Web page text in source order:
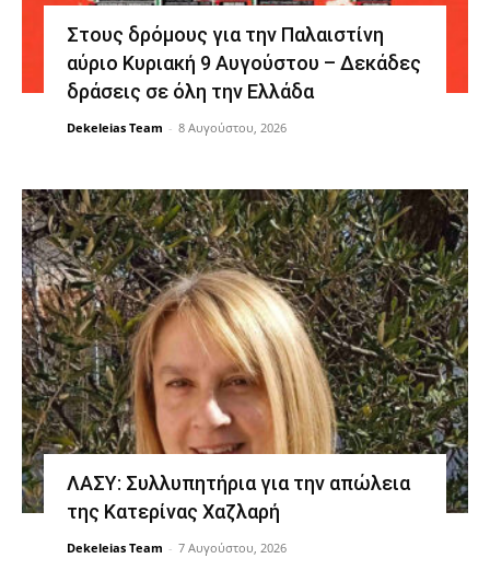
Στους δρόμους για την Παλαιστίνη
αύριο Κυριακή 9 Αυγούστου – Δεκάδες
δράσεις σε όλη την Ελλάδα
Dekeleias Team - 8 Αυγούστου, 2026
ΛΑΣΥ: Συλλυπητήρια για την απώλεια
της Κατερίνας Χαζλαρή
Dekeleias Team - 7 Αυγούστου, 2026